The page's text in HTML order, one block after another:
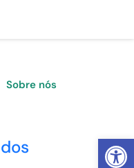
Abrir
Sobre nós